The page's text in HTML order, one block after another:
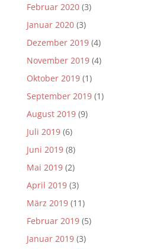
Februar 2020(3)
Januar 2020(3)
Dezember 2019(4)
November 2019(4)
Oktober 2019(1)
September 2019(1)
August 2019(9)
Juli 2019(6)
Juni 2019(8)
Mai 2019(2)
April 2019(3)
März 2019(11)
Februar 2019(5)
Januar 2019(3)